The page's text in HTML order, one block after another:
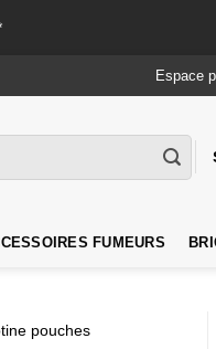
Espace
FUMEURS
pouches